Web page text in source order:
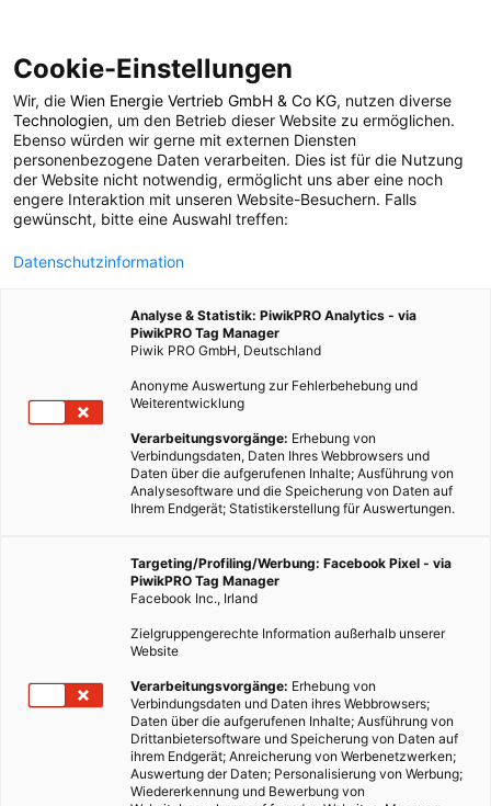
POSTS BY TAG
Rheinland-Pfalz
1 BEITRAG
Cookie-Einstellungen
Wir, die Wien Energie Vertrieb GmbH & Co KG, nutzen diverse
Technologien, um den Betrieb dieser Website zu ermöglichen.
Ebenso würden wir gerne mit externen Diensten
personenbezogene Daten verarbeiten. Dies ist für die Nutzung
der Website nicht notwendig, ermöglicht uns aber eine noch
engere Interaktion mit unseren Website-Besuchern. Falls
gewünscht, bitte eine Auswahl treffen:
Datenschutzinformation
Analyse & Statistik: PiwikPRO Analytics - via
PiwikPRO Tag Manager
Piwik PRO GmbH, Deutschland
Anonyme Auswertung zur Fehlerbehebung und
Weiterentwicklung
Verarbeitungsvorgänge: Erhebung von
Verbindungsdaten, Daten Ihres Webbrowsers und
Daten über die aufgerufenen Inhalte; Ausführung von
Analysesoftware und die Speicherung von Daten auf
Ihrem Endgerät; Statistikerstellung für Auswertungen.
Targeting/Profiling/Werbung: Facebook Pixel - via
PiwikPRO Tag Manager
Facebook Inc., Irland
Zielgruppengerechte Information außerhalb unserer
Website
Verarbeitungsvorgänge: Erhebung von
Verbindungsdaten und Daten ihres Webbrowsers;
Daten über die aufgerufenen Inhalte; Ausführung von
Drittanbietersoftware und Speicherung von Daten auf
ihrem Endgerät; Anreicherung von Werbenetzwerken;
Auswertung der Daten; Personalisierung von Werbung;
Wiedererkennung und Bewerbung von